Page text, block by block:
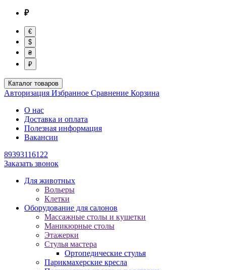
₽
€
$
₴
₽
Каталог товаров
Авторизация Избранное Сравнение Корзина
О нас
Доставка и оплата
Полезная информация
Вакансии
89393116122
Заказать звонок
Для животных
Вольеры
Клетки
Оборудование для салонов
Массажные столы и кушетки
Маникюрные столы
Этажерки
Стулья мастера
Ортопедические стулья
Парикмахерские кресла